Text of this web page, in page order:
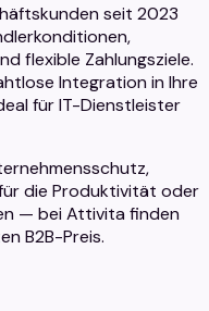
seit 2023
flexible Zahlungsziele.
Integration in Ihre
für IT-Dienstleister
die Produktivität oder
— bei Attivita finden
B2B-Preis.